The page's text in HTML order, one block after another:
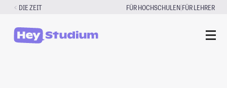
Zum
springen
DIE ZEIT FÜR HOCHSCHULEN|FÜR LEHRER